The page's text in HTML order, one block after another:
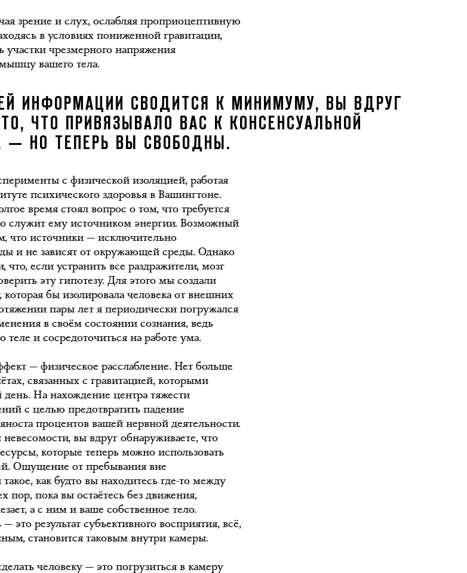
зрение и слух, ослабляя проприоцептивную
в условиях пониженной гравитации,
чрезмерного напряжения
вашего тела.
ИНФОРМАЦИИ СВОДИТСЯ К МИНИМУМУ, ВЫ ВДРУГ
ЧТО ПРИВЯЗЫВАЛО ВАС К КОНСЕНСУАЛЬНОЙ
— НО ТЕПЕРЬ ВЫ СВОБОДНЫ.
с физической изоляцией, работая
психического здоровья в Вашингтоне.
время стоял вопрос о том, что требуется
служит ему источником энергии. Возможный
что источники — исключительно
и не зависят от окружающей среды. Однако
что, если устранить все раздражители, мозг
эту гипотезу. Для этого мы создали
которая бы изолировала человека от внешних
пары лет я периодически погружался
в своём состоянии сознания, ведь
и сосредоточиться на работе ума.
— физическое расслабление. Нет больше
связанных с гравитацией, которыми
На нахождение центра тяжести
с целью предотвратить падение
процентов вашей нервной деятельности.
вы вдруг обнаруживаете, что
которые теперь можно использовать
Ощущение от пребывания вне
как будто вы находитесь где-то между
пор, пока вы остаётесь без движения,
а с ним и ваше собственное тело.
это результат субъективного восприятия, всё,
становится таковым внутри камеры.
человеку — это погрузиться в камеру